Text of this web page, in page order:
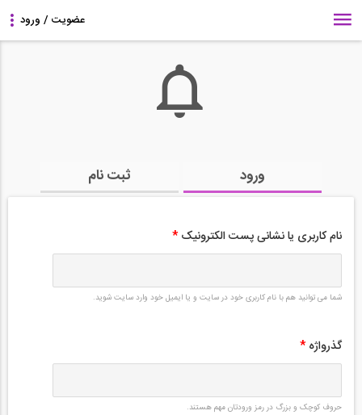
ورود ثبت نام
نام کاربری یا نشانی پست الکترونیک *
شما می توانید هم با نام کاربری خود در سایت و یا ایمیل خود وارد سایت شوید.
گذرواژه *
حروف کوچک و بزرگ در رمز ورودتان مهم هستند.